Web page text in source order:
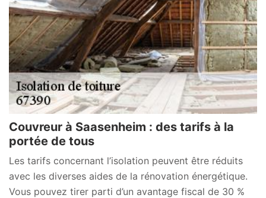
Couvreur à Saasenheim : des tarifs à la
portée de tous
Les tarifs concernant l’isolation peuvent être réduits
avec les diverses aides de la rénovation énergétique.
Vous pouvez tirer parti d’un avantage fiscal de 30 %